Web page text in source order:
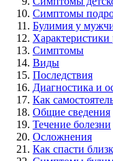
Симптомы
Булимия у
Характеристики
Симптомы
Виды
Последствия
Диагностика и
Как
Общие сведения
Течение болезни
Осложнения
Как спасти